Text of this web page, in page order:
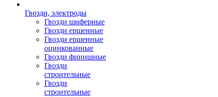
Гвозди, электроды
Гвозди шиферные
Гвозди ершенные
Гвозди ершенные
оцинкованные
Гвозди финишные
Гвозди
строительные
Гвозди
строительные